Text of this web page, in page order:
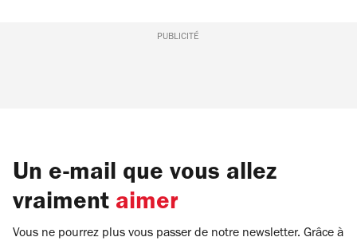
PUBLICITÉ
Un e-mail que vous allez
vraiment aimer
Vous ne pourrez plus vous passer de notre newsletter. Grâce à